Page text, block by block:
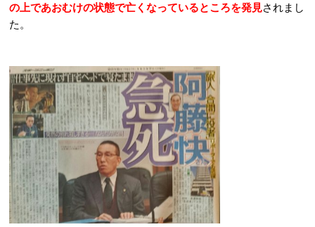
の上であおむけの状態で亡くなっているところを発見されまし
た。